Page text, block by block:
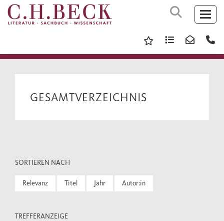
GESAMTVERZEICHNIS
SORTIEREN NACH
Relevanz Titel Jahr Autor:in
TREFFERANZEIGE